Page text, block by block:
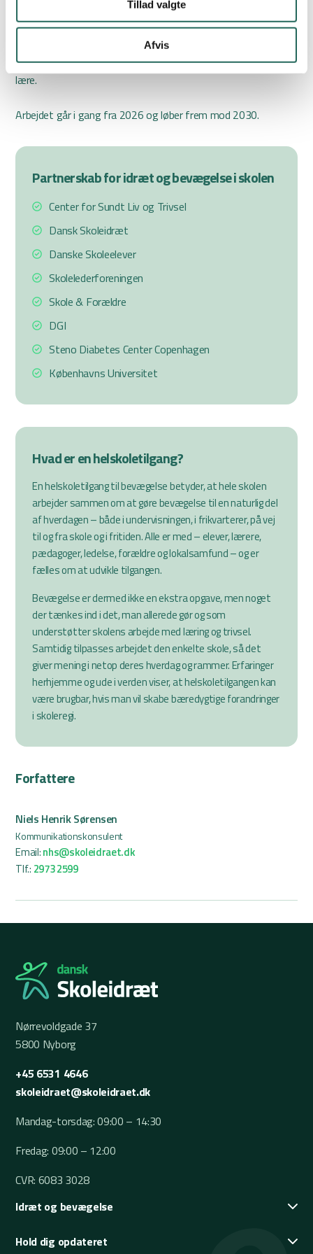
Tillad valgte
Afvis
bevægelse som en naturlig del af deres
praksis – ikke som et ekstra projekt. Målet er klart: At flere
børn oplever en skoledag og en fritid med
mere bevægelse, stærkere fællesskaber og større lyst til at
lære.
Arbejdet går i gang fra 2026 og løber frem mod 2030.
Partnerskab for idræt og bevægelse i skolen
Center for Sundt Liv og Trivsel
Dansk Skoleidræt
Danske Skoleelever
Skolelederforeningen
Skole & Forældre
DGI
Steno Diabetes Center Copenhagen
Københavns Universitet
Hvad er en helskoletilgang?
En helskoletilgang til bevægelse betyder, at hele skolen
arbejder sammen om at gøre bevægelse til en naturlig del
af hverdagen – både i undervisningen, i frikvarterer, på vej
til og fra skole og i fritiden. Alle er med – elever, lærere,
pædagoger, ledelse, forældre og lokalsamfund – og er
fælles om at udvikle tilgangen.
Bevægelse er dermed ikke en ekstra opgave, men noget
der tænkes ind i det, man allerede gør og som
understøtter skolens arbejde med læring og trivsel.
Samtidig tilpasses arbejdet den enkelte skole, så det
giver mening i netop deres hverdag og rammer. Erfaringer
herhjemme og ude i verden viser, at helskoletilgangen kan
være brugbar, hvis man vil skabe bæredygtige forandringer
i skoleregi.
Forfattere
Niels Henrik Sørensen
Kommunikationskonsulent
Email:nhs@skoleidraet.dk
Tlf.: 2973 2599
Nørrevoldgade 37
5800 Nyborg
+45 6531 4646
skoleidraet@skoleidraet.dk
Mandag-torsdag: 09:00 – 14:30
Fredag: 09:00 – 12:00
CVR: 6083 3028
Idræt og bevægelse
Hold dig opdateret